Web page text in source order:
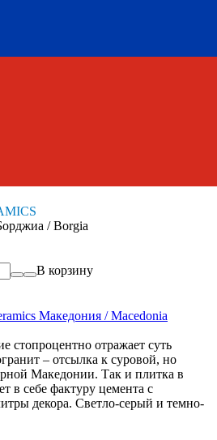
/ Borgia
В корзину
Македония / Macedonia
стопроцентно отражает суть
– отсылка к суровой, но
Македонии. Так и плитка в
в себе фактуру цемента с
декора. Светло-серый и темно-